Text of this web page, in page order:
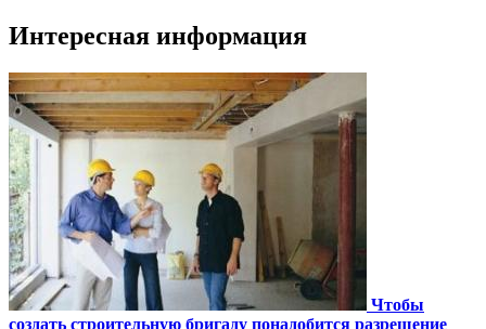
Интересная информация
Чтобы
создать строительную бригаду понадобится разрешение